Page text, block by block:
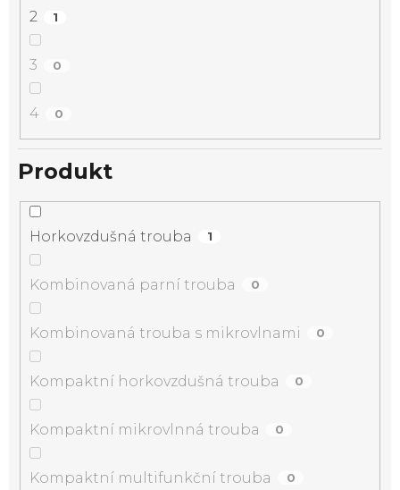
2 1
3 0
4 0
Produkt
Horkovzdušná trouba 1
Kombinovaná parní trouba 0
Kombinovaná trouba s mikrovlnami 0
Kompaktní horkovzdušná trouba 0
Kompaktní mikrovlnná trouba 0
Kompaktní multifunkční trouba 0